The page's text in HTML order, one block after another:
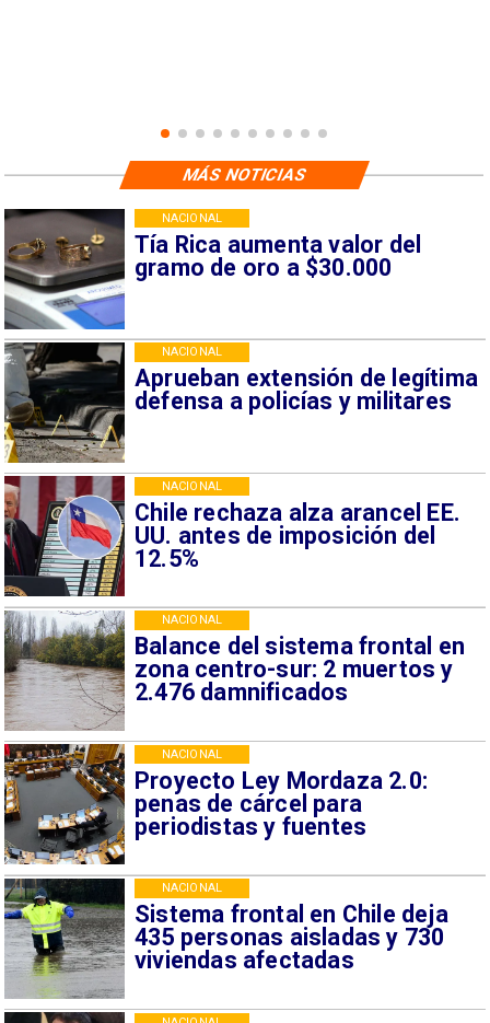
Tía Rica aumenta valor del
gramo de oro a $30.000
NACIONAL
Aprueban extensión de legítima
defensa a policías y militares
NACIONAL
Chile rechaza alza arancel EE.
UU. antes de imposición del
12.5%
NACIONAL
Balance del sistema frontal en
zona centro-sur: 2 muertos y
2.476 damnificados
NACIONAL
Proyecto Ley Mordaza 2.0:
penas de cárcel para
periodistas y fuentes
NACIONAL
Sistema frontal en Chile deja
435 personas aisladas y 730
viviendas afectadas
NACIONAL
MÁS NOTICIAS